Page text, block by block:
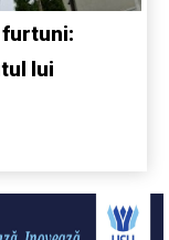
furtuni:
lui